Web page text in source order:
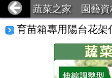
蔬菜之家 園藝資
育苗箱專用陽台花架